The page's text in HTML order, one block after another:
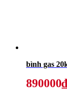
bình gas
890000₫